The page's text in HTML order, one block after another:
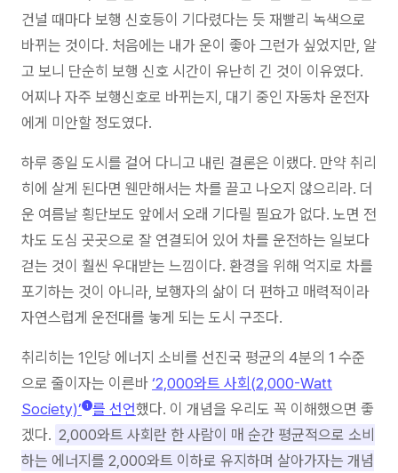
건널 때마다 보행 신호등이 기다렸다는 듯 재빨리 녹색으로
바뀌는 것이다. 처음에는 내가 운이 좋아 그런가 싶었지만, 알
고 보니 단순히 보행 신호 시간이 유난히 긴 것이 이유였다.
어찌나 자주 보행신호로 바뀌는지, 대기 중인 자동차 운전자
에게 미안할 정도였다.
하루 종일 도시를 걸어 다니고 내린 결론은 이랬다. 만약 취리
히에 살게 된다면 웬만해서는 차를 끌고 나오지 않으리라. 더
운 여름날 횡단보도 앞에서 오래 기다릴 필요가 없다. 노면 전
차도 도심 곳곳으로 잘 연결되어 있어 차를 운전하는 일보다
걷는 것이 훨씬 우대받는 느낌이다. 환경을 위해 억지로 차를
포기하는 것이 아니라, 보행자의 삶이 더 편하고 매력적이라
자연스럽게 운전대를 놓게 되는 도시 구조다.
취리히는 1인당 에너지 소비를 선진국 평균의 4분의 1 수준
으로 줄이자는 이른바 ‘2,000와트 사회(2,000-Watt
Society)’ 1 를 선언했다. 이 개념을 우리도 꼭 이해했으면 좋
겠다. 2,000와트 사회란 한 사람이 매 순간 평균적으로 소비
하는 에너지를 2,000와트 이하로 유지하며 살아가자는 개념